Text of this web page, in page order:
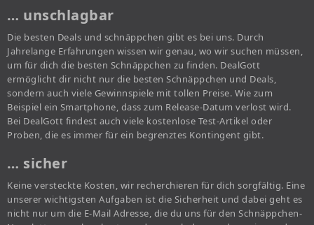
… unschlagbar
Die besten Deals und schnäppchen gibt es bei uns. Durch
Jahrelange Erfahrungen wissen wir genau, wo wir suchen müssen,
um für dich die besten Schnäppchen zu finden. DealGott
ermöglicht dir nicht nur die besten Schnäppchen und Deals,
sondern auch viele Gewinnspiele mit tollen Preise. Wie zum
Beispiel ein Smartphone, dass zum Release-Datum verlost wird.
Bei DealGott findest auch viele kostenlose Test-Artikel oder
Proben, die es immer für ein begrenztes Kontingent gibt.
… sicher
Keine versteckte Kosten, wir recherchieren für dich sorgfältig. Eine
unserer wichtigsten Aufgaben ist die Sicherheit und dabei geht es
nicht nur um die E-Mail Adresse, die du uns für den Schnäppchen-